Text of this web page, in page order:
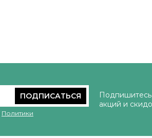
ПОДПИСАТЬСЯ
Политики
Подпишитесь
акций и